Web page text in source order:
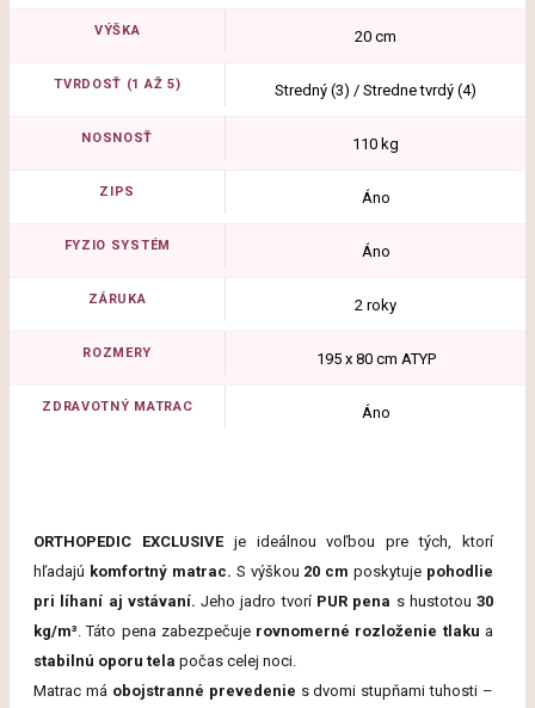
VÝŠKA 20 cm
TVRDOSŤ (1 AŽ 5) Stredný (3) / Stredne tvrdý (4)
NOSNOSŤ 110 kg
ZIPS Áno
FYZIO SYSTÉM Áno
ZÁRUKA 2 roky
ROZMERY 195 x 80 cm ATYP
ZDRAVOTNÝ MATRAC Áno
ORTHOPEDIC EXCLUSIVE je ideálnouvoľboupretých,
ktorí
hľadajú komfortný matrac. S výškou 20 cm poskytuje pohodlie
pri
líhaní aj vstávaní. Jehojadrotvorí PUR pena s hustotou30
kg/m³.Táto pena zabezpečuje rovnomerné rozloženie tlaku a
stabilnú oporu tela počas celej noci.
Matrac má obojstranné prevedenie sdvomi stupňamituhosti –